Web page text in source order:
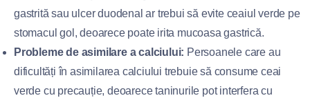
gastrită sau ulcer duodenal ar trebui să evite ceaiul verde pe
stomacul gol, deoarece poate irita mucoasa gastrică.
Probleme de asimilare a calciului: Persoanele care au
dificultăți în asimilarea calciului trebuie să consume ceai
verde cu precauție, deoarece taninurile pot interfera cu